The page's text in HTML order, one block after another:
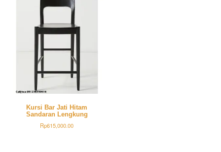
Kursi Bar Jati Hitam
Sandaran Lengkung
Rp615,000.00